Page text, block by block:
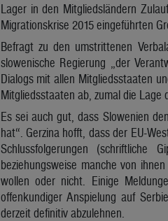
Lager in den Mitgliedsländern
Migrationskrise 2015 eingeführten
Befragt zu den umstrittenen
slowenische Regierung „der
Dialogs mit allen Mitgliedsstaaten
Mitgliedsstaaten ab, zumal die Lage
Es sei auch gut, dass Slowenien
hat“. Gerzina hofft, dass der EU-
Schlussfolgerungen (schriftliche
beziehungsweise manche von
wollen oder nicht. Einige
offenkundiger Anspielung auf
derzeit definitiv abzulehnen.